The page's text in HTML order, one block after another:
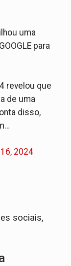
uma
para
revelou que
de uma
disso,
2024
sociais,